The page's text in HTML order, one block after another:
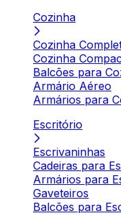
Cozinha
Cozinha
Cozinha
Balcões para
Armário Aéreo
Armários para
Escritório
Escrivaninhas
Cadeiras para
Armários para
Gaveteiros
Balcões para